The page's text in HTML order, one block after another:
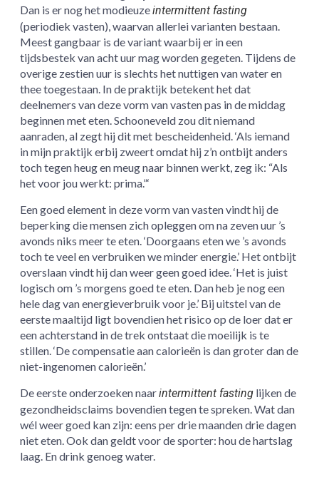
Dan is er nog het modieuzeintermittent fasting
(periodiek vasten), waarvan allerlei varianten bestaan.
Meest gangbaar is de variant waarbij er in een
tijdsbestek van acht uur mag worden gegeten. Tijdens de
overige zestien uur is slechts het nuttigen van water en
thee toegestaan. In de praktijk betekent het dat
deelnemers van deze vorm van vasten pas in de middag
beginnen met eten. Schooneveld zou dit niemand
aanraden, al zegt hij dit met bescheidenheid. ‘Als iemand
in mijn praktijk erbij zweert omdat hij z’n ontbijt anders
toch tegen heug en meug naar binnen werkt, zeg ik: “Als
het voor jou werkt: prima.”‘
Een goed element in deze vorm van vasten vindt hij de
beperking die mensen zich opleggen om na zeven uur ’s
avonds niks meer te eten. ‘Doorgaans eten we ’s avonds
toch te veel en verbruiken we minder energie.’ Het ontbijt
overslaan vindt hij dan weer geen goed idee. ‘Het is juist
logisch om ’s morgens goed te eten. Dan heb je nog een
hele dag van energieverbruik voor je.’ Bij uitstel van de
eerste maaltijd ligt bovendien het risico op de loer dat er
een achterstand in de trek ontstaat die moeilijk is te
stillen. ‘De compensatie aan calorieën is dan groter dan de
niet-ingenomen calorieën.’
De eerste onderzoeken naarintermittent fasting lijken de
gezondheidsclaims bovendien tegen te spreken. Wat dan
wél weer goed kan zijn: eens per drie maanden drie dagen
niet eten. Ook dan geldt voor de sporter: hou de hartslag
laag. En drink genoeg water.